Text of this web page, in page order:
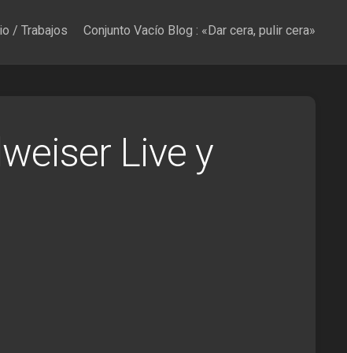
/ Trabajos Conjunto Vacío Blog : «Dar cera, pulir cera»
Live y